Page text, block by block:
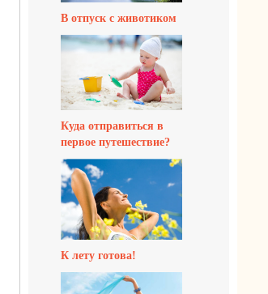
В отпуск с животиком
Куда отправиться в
первое путешествие?
К лету готова!